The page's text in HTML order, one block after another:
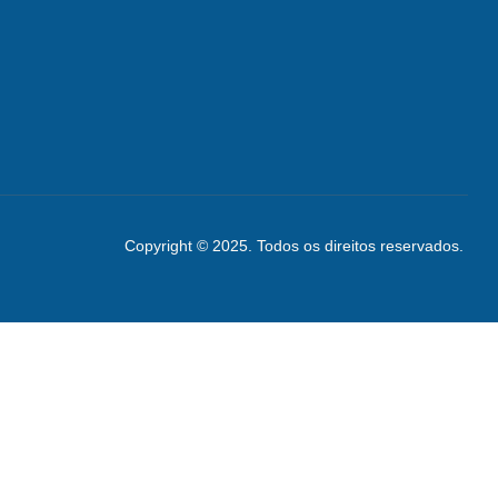
Copyright © 2025. Todos os direitos reservados.